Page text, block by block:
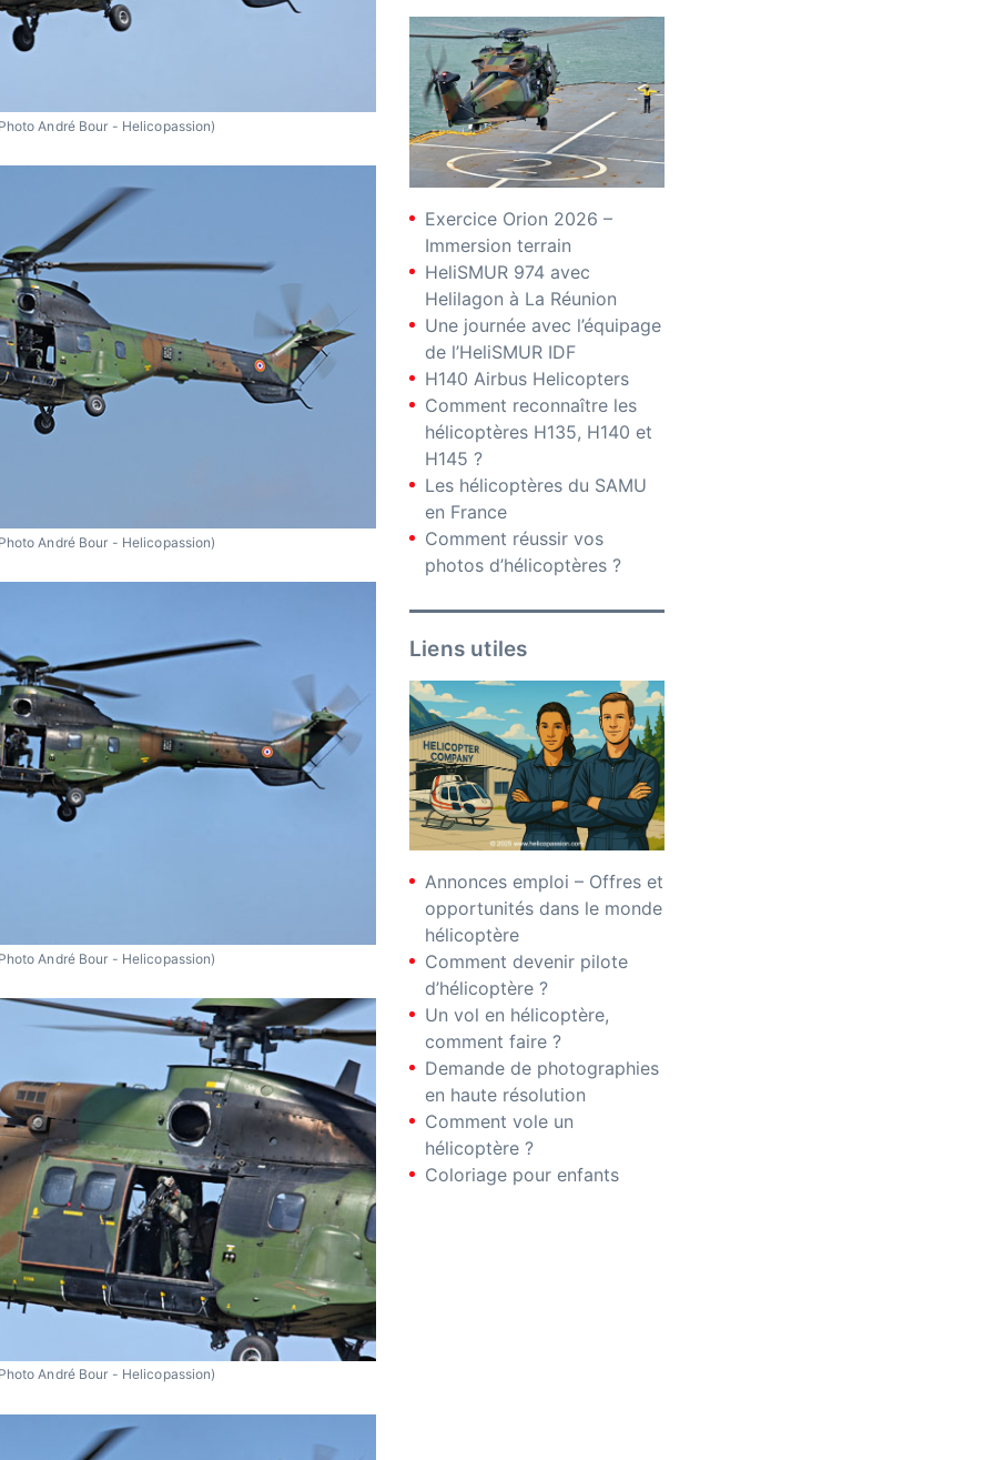
André Bour - Helicopassion)
André Bour - Helicopassion)
André Bour - Helicopassion)
André Bour - Helicopassion)
Exercice Orion 2026 –
Immersion terrain
HeliSMUR 974 avec
Helilagon à La Réunion
Une journée avec l’équipage
de l’HeliSMUR IDF
H140 Airbus Helicopters
Comment reconnaître les
hélicoptères H135, H140 et
H145 ?
Les hélicoptères du SAMU
en France
Comment réussir vos
photos d’hélicoptères ?
Liens utiles
Annonces emploi – Offres et
opportunités dans le monde
hélicoptère
Comment devenir pilote
d’hélicoptère ?
Un vol en hélicoptère,
comment faire ?
Demande de photographies
en haute résolution
Comment vole un
hélicoptère ?
Coloriage pour enfants